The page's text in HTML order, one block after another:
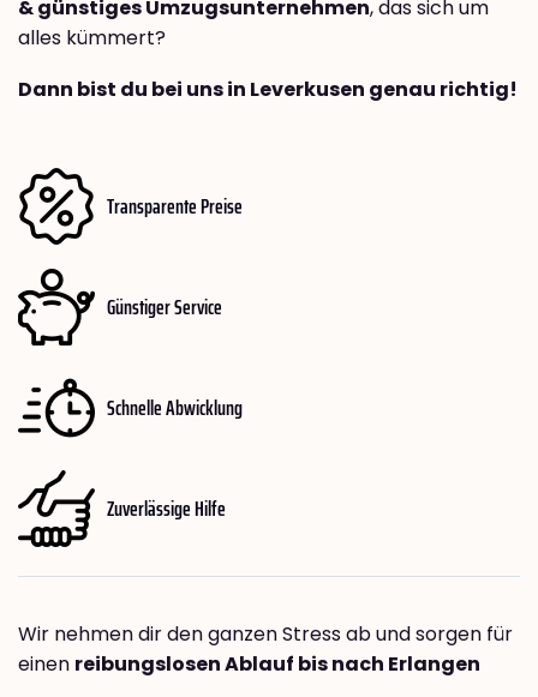
& günstiges Umzugsunternehmen, das sich um
alles kümmert?
Dann bist du bei uns in Leverkusen genau richtig!
Transparente Preise
Günstiger Service
Schnelle Abwicklung
Zuverlässige Hilfe
Wir nehmen dir den ganzen Stress ab und sorgen für
einen reibungslosen Ablauf bis nach Erlangen